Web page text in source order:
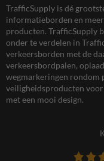
TrafficSupply is dé
informatieborden en
producten. TrafficSupply
onder te verdelen in
verkeersborden met de
verkeersbordpalen,
wegmarkeringen rondom
veiligheidsproducten
met een mooi design.